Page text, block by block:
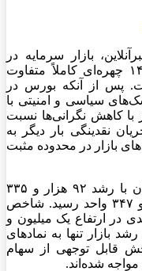
بازار سرمایه در
معاملات امروز سه‌شنبه ۱۹ خرداد ۱۴۰۵ چهره‌ای کاملاً متفاوت
پس از آنکه بورس در
سیاسی و امنیتی با
کاهش نگرانی‌ها نسبت
نقدینگی بار دیگر به
بازار در محدوده مثبت
تا ساعت ۹:۴۰، شاخص کل بورس تهران با رشد ۹۲ هزار و ۳۳۵
واحدی به سطح ۴ میلیون و ۵۱۸ هزار و ۳۴۷ واحد رسید. شاخص
با جهش ۲۷ هزار و ۵۲۳ واحدی در ارتفاع یک میلیون و
بازار تنها به نمادهای
قابل توجهی از سهام
شده‌اند.